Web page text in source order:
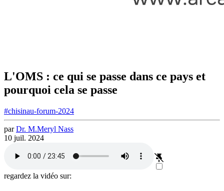
L'OMS : ce qui se passe dans ce pays et
pourquoi cela se passe
#chisinau-forum-2024
parDr. M.Meryl Nass
10 juil. 2024
regardez la vidéo sur: